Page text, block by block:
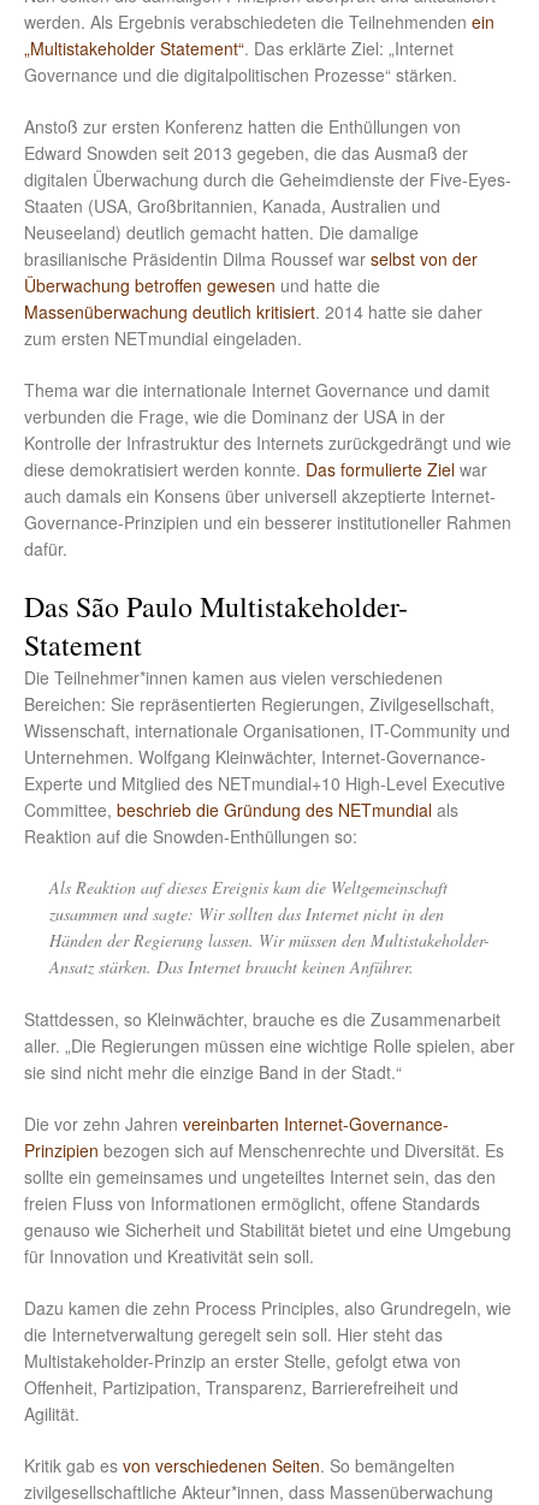
werden. Als Ergebnis verabschiedeten die Teilnehmenden ein
„Multistakeholder Statement“. Das erklärte Ziel: „Internet
Governance und die digitalpolitischen Prozesse“ stärken.
Anstoß zur ersten Konferenz hatten die Enthüllungen von
Edward Snowden seit 2013 gegeben, die das Ausmaß der
digitalen Überwachung durch die Geheimdienste der Five-Eyes-
Staaten (USA, Großbritannien, Kanada, Australien und
Neuseeland) deutlich gemacht hatten. Die damalige
brasilianische Präsidentin Dilma Roussef war selbst von der
Überwachung betroffen gewesen und hatte die
Massenüberwachung deutlich kritisiert. 2014 hatte sie daher
zum ersten NETmundial eingeladen.
Thema war die internationale Internet Governance und damit
verbunden die Frage, wie die Dominanz der USA in der
Kontrolle der Infrastruktur des Internets zurückgedrängt und wie
diese demokratisiert werden konnte. Das formulierte Ziel war
auch damals ein Konsens über universell akzeptierte Internet-
Governance-Prinzipien und ein besserer institutioneller Rahmen
dafür.
Das São Paulo Multistakeholder-
Statement
Die Teilnehmer*innen kamen aus vielen verschiedenen
Bereichen: Sie repräsentierten Regierungen, Zivilgesellschaft,
Wissenschaft, internationale Organisationen, IT-Community und
Unternehmen. Wolfgang Kleinwächter, Internet-Governance-
Experte und Mitglied des NETmundial+10 High-Level Executive
Committee, beschrieb die Gründung des NETmundial als
Reaktion auf die Snowden-Enthüllungen so:
Als Reaktion auf dieses Ereignis kam die Weltgemeinschaft
zusammen und sagte: Wir sollten das Internet nicht in den
Händen der Regierung lassen. Wir müssen den Multistakeholder-
Ansatz stärken. Das Internet braucht keinen Anführer.
Stattdessen, so Kleinwächter, brauche es die Zusammenarbeit
aller. „Die Regierungen müssen eine wichtige Rolle spielen, aber
sie sind nicht mehr die einzige Band in der Stadt.“
Die vor zehn Jahren vereinbarten Internet-Governance-
Prinzipien bezogen sich auf Menschenrechte und Diversität. Es
sollte ein gemeinsames und ungeteiltes Internet sein, das den
freien Fluss von Informationen ermöglicht, offene Standards
genauso wie Sicherheit und Stabilität bietet und eine Umgebung
für Innovation und Kreativität sein soll.
Dazu kamen die zehn Process Principles, also Grundregeln, wie
die Internetverwaltung geregelt sein soll. Hier steht das
Multistakeholder-Prinzip an erster Stelle, gefolgt etwa von
Offenheit, Partizipation, Transparenz, Barrierefreiheit und
Agilität.
Kritik gab es von verschiedenen Seiten. So bemängelten
zivilgesellschaftliche Akteur*innen, dass Massenüberwachung